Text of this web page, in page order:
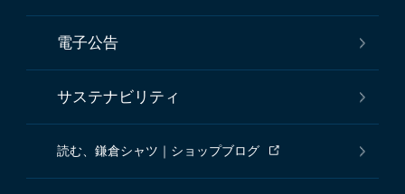
電子公告
サステナビリティ
読む、鎌倉シャツ｜ショップブログ